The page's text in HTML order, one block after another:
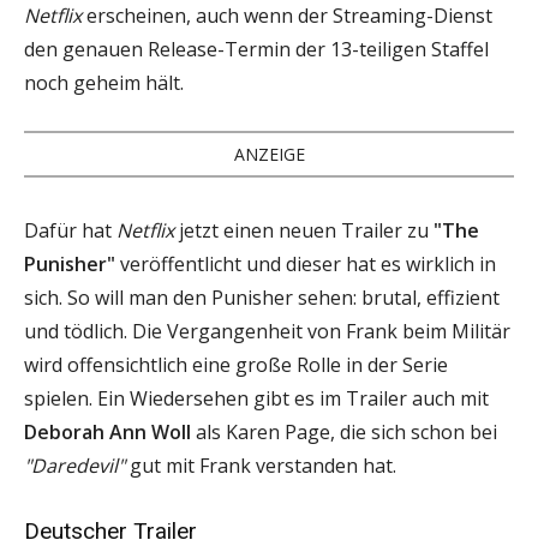
Netflixerscheinen, auch wenn der Streaming-Dienst
den genauen Release-Termin der 13-teiligen Staffel
noch geheim hält.
ANZEIGE
Dafür hat Netflixjetzt einen neuen Trailer zu "The
Punisher" veröffentlicht und dieser hat es wirklich in
sich. So will man den Punisher sehen: brutal, effizient
und tödlich. Die Vergangenheit von Frank beim Militär
wird offensichtlich eine große Rolle in der Serie
spielen. Ein Wiedersehen gibt es im Trailer auch mit
Deborah Ann Woll als Karen Page, die sich schon bei
"Daredevil"gut mit Frank verstanden hat.
Deutscher Trailer